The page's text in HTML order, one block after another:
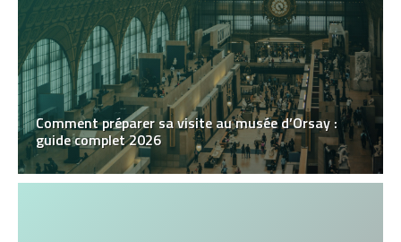
Comment préparer sa visite au musée d’Orsay :
guide complet 2026